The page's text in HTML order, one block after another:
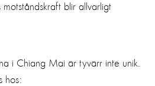
blir allvarligt
i Chiang Mai är tyvärr inte unik.
hos: